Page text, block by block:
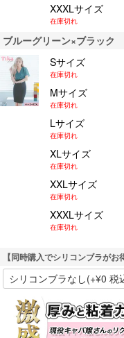
XXXLサイズ
在庫切れ
ブルーグリーン×ブラック
Sサイズ
在庫切れ
Mサイズ
在庫切れ
Lサイズ
在庫切れ
XLサイズ
在庫切れ
XXLサイズ
在庫切れ
XXXLサイズ
在庫切れ
【同時購入でシリコンブラがお